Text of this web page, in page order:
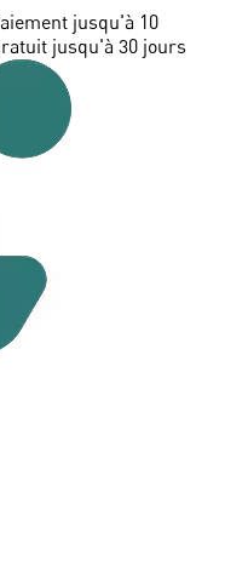
jusqu'à 10
jusqu'à 30 jours